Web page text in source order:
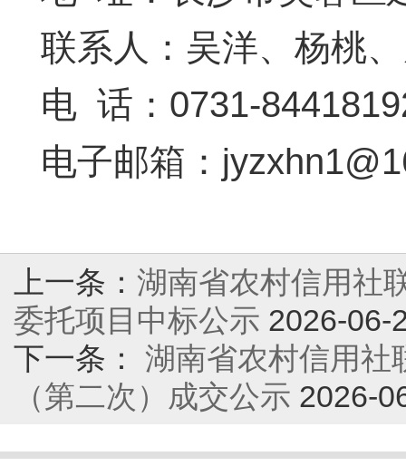
联系人：吴洋、杨桃
电 话：0731-
电子邮箱：
上一条： 湖南省农村信用社
委托项目中标公示 2026-06-
下一条：
湖南省农村信用社
（第二次）成交公示 2026-